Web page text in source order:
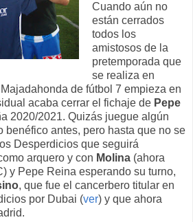
Cuando aún no
están cerrados
todos los
amistosos de la
pretemporada que
se realiza en
de fútbol 7 empieza en
acaba cerrar el fichaje de Pepe
2020/2021. Quizás juegue algún
benéfico antes, pero hasta que no se
Desperdicios que seguirá
arquero y con Molina (ahora
y Pepe Reina esperando su turno,
, que fue el cancerbero titular en
por Dubai (ver) y que ahora